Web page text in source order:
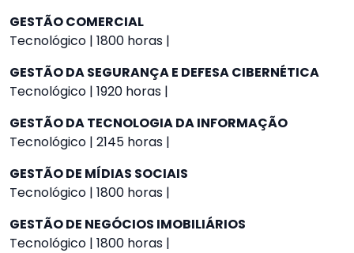
GESTÃO COMERCIAL
Tecnológico | 1800 horas |
GESTÃO DA SEGURANÇA E DEFESA CIBERNÉTICA
Tecnológico | 1920 horas |
GESTÃO DA TECNOLOGIA DA INFORMAÇÃO
Tecnológico | 2145 horas |
GESTÃO DE MÍDIAS SOCIAIS
Tecnológico | 1800 horas |
GESTÃO DE NEGÓCIOS IMOBILIÁRIOS
Tecnológico | 1800 horas |